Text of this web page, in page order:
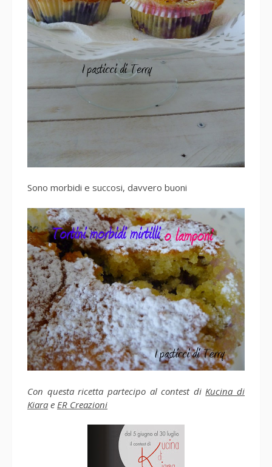
Sono morbidi e succosi, davvero buoni
Con questa ricetta partecipo al contest di Kucina di
Kiara e ER Creazioni